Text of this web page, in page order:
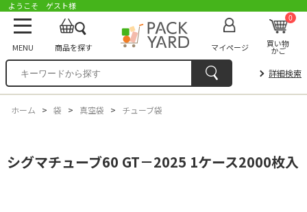
ようこそ ゲスト様
MENU 商品を探す マイページ
0
買い物
かご
詳細検索
ホーム > 袋 > 真空袋 > チューブ袋
シグマチューブ60 GT－2025 1ケース2000枚入